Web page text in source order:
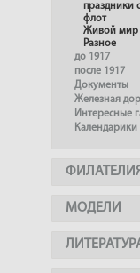
праздники
флот
Живой мир
Разное
до 1917
после 1917
Документы
Железная
Интересные
Календарики
МОДЕЛИ